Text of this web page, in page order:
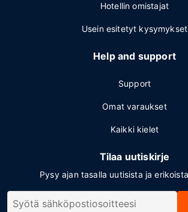
Hotellin omistajat
Usein esitetyt kysymykset
Help and support
Support
Omat varaukset
Kaikki kielet
Tilaa uutiskirje
Pysy ajan tasalla uutisista ja